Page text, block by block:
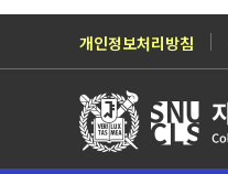
개인정보처리방침